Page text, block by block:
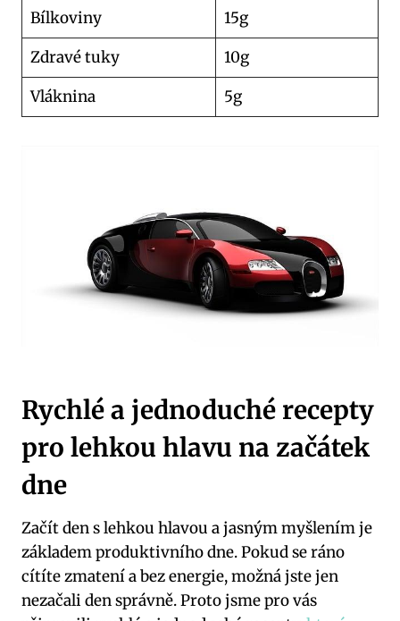
Bílkoviny
15g
Zdravé tuky
10g
Vláknina
5g
Rychlé a jednoduché recepty
pro lehkou hlavu na začátek
dne
Začít den s lehkou hlavou a jasným myšlením je
základem produktivního dne. Pokud se ráno
cítíte zmatení a bez energie, možná jste jen
nezačali den správně. Proto jsme pro vás